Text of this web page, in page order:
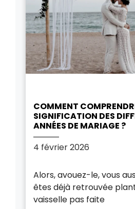
COMMENT
SIGNIFICATION DES
ANNÉES DE MARIAGE ?
4 février 2026
Alors, avouez-le, vous
êtes déjà retrouvée
vaisselle pas faite